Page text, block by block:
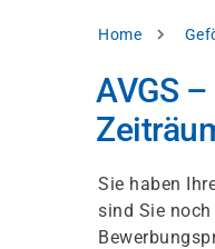
Home
AVGS
Sie haben
sind Sie
akzeptieren
Einstellungen